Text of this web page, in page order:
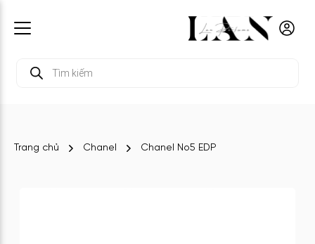
kiếm
Trang chủ Chanel Chanel No5 EDP